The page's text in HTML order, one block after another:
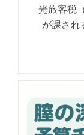
光旅客税
が課され